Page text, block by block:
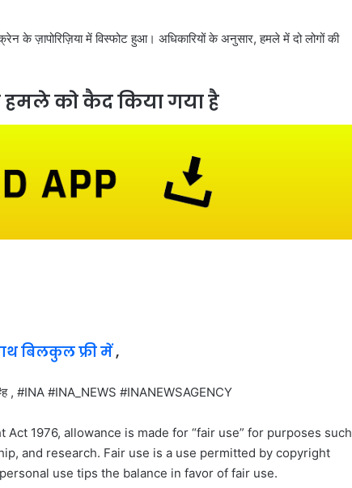
के ज़ापोरिज़िया में विस्फोट हुआ। अधिकारियों के अनुसार, हमले में दो लोगों की
हमले को कैद किया गया है
बिलकुल फ्री में,
#INA #INA_NEWS #INANEWSAGENCY
1976, allowance is made for “fair use” for purposes such
and research. Fair use is a use permitted by copyright
use tips the balance in favor of fair use.